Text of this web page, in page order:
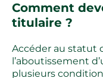
Comment
titulaire ?
Accéder au statut
l’aboutissement
plusieurs